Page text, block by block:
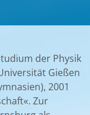
der Physik
Gießen
2001
Zur